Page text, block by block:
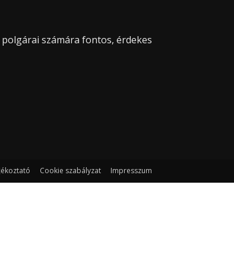
számára fontos, érdekes
Cookie szabályzat Impresszum